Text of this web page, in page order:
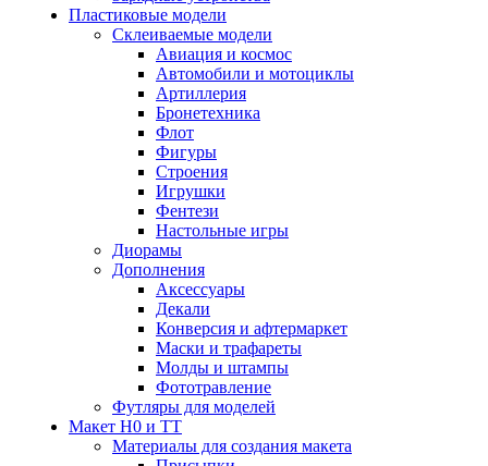
Пластиковые модели
Склеиваемые модели
Авиация и космос
Автомобили и мотоциклы
Артиллерия
Бронетехника
Флот
Фигуры
Строения
Игрушки
Фентези
Настольные игры
Диорамы
Дополнения
Аксессуары
Декали
Конверсия и афтермаркет
Маски и трафареты
Молды и штампы
Фототравление
Футляры для моделей
Макет H0 и TT
Материалы для создания макета